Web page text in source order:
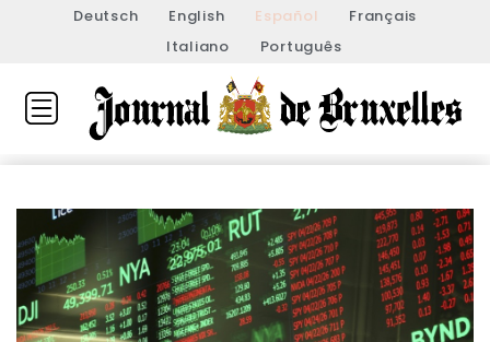
Deutsch English Español
Français
Italiano
Português